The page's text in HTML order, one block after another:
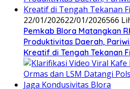
22/01/202622/01/2026566
‎Pemkab Blora Matangkan
Produktivitas Daerah,
Kreatif di Tengah Tekanan